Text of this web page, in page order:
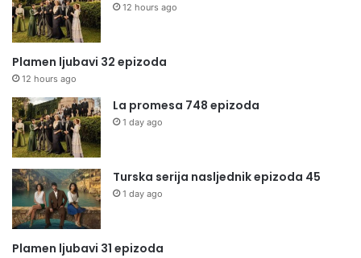
12 hours ago
Plamen ljubavi 32 epizoda
12 hours ago
La promesa 748 epizoda
1 day ago
Turska serija nasljednik epizoda 45
1 day ago
Plamen ljubavi 31 epizoda